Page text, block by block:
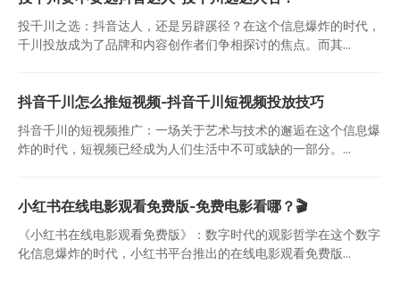
投千川之选：抖音达人，还是另辟蹊径？在这个信息爆炸的时代，
千川投放成为了品牌和内容创作者们争相探讨的焦点。而其...
抖音千川怎么推短视频-抖音千川短视频投放技巧
抖音千川的短视频推广：一场关于艺术与技术的邂逅在这个信息爆
炸的时代，短视频已经成为人们生活中不可或缺的一部分。...
小红书在线电影观看免费版-免费电影看哪？🎬
《小红书在线电影观看免费版》：数字时代的观影哲学在这个数字
化信息爆炸的时代，小红书平台推出的在线电影观看免费版...